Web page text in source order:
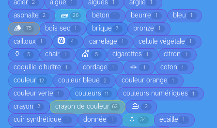
acier 2 algue 1 algues 1 argile 1
asphalte 2 🧱 26 bêton 1 beurre 1 bleu 1
🪵 75 bois sec 1 brique 7 bronze 1
cailloux 1 🛞 4 carrelage 1 cellule végétale 1
🏺 5 chair 1 💇 5 cigarettes 1 citron 1
coquille d'huître 1 cordage 1 🪢 1 coton 1
couleur 12 couleur bleue 2 couleur orange 1
couleur verte 1 couleurs 11 couleurs numériques 1
crayon 2 crayon de couleur 62 👜 2
cuir synthétique 1 donnée 1 💧 34 écaille 1